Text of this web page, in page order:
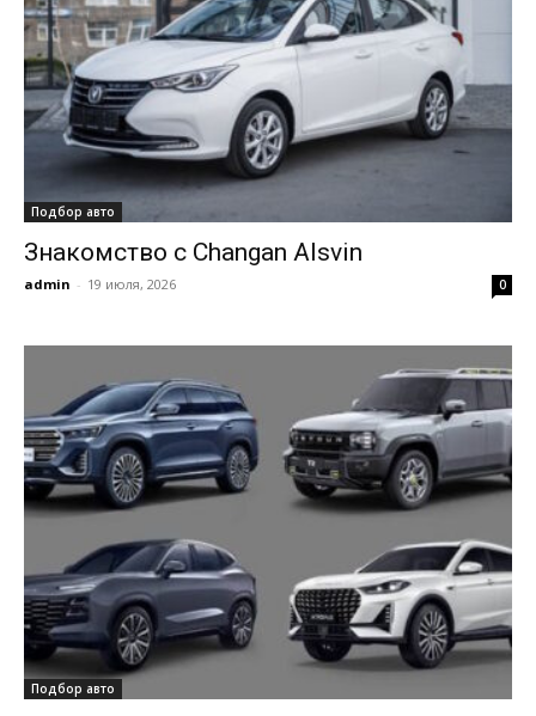
Подбор авто
Знакомство с Changan Alsvin
admin - 19 июля, 2026 0
Подбор авто